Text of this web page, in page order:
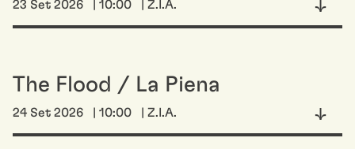
23 Set 2026 | 10:00 | Z.I.A.
The Flood / La Piena
24 Set 2026 | 10:00 | Z.I.A.